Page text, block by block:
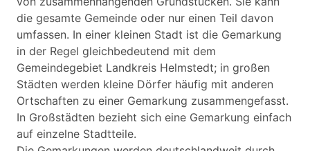
die gesamte Gemeinde oder nur einen Teil davon
umfassen. In einer kleinen Stadt ist die Gemarkung
in der Regel gleichbedeutend mit dem
Gemeindegebiet Landkreis Helmstedt; in großen
Städten werden kleine Dörfer häufig mit anderen
Ortschaften zu einer Gemarkung zusammengefasst.
In Großstädten bezieht sich eine Gemarkung einfach
auf einzelne Stadtteile.